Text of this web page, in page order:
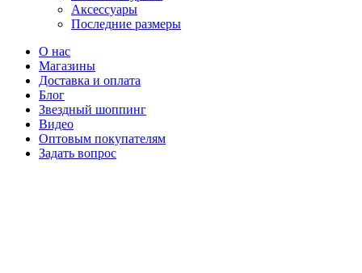
Аксессуары
Последние размеры
О нас
Магазины
Доставка и оплата
Блог
Звездный шоппинг
Видео
Оптовым покупателям
Задать вопрос